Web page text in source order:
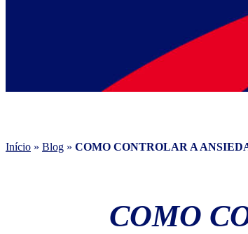
Início » Blog » COMO CONTROLAR A
COMO